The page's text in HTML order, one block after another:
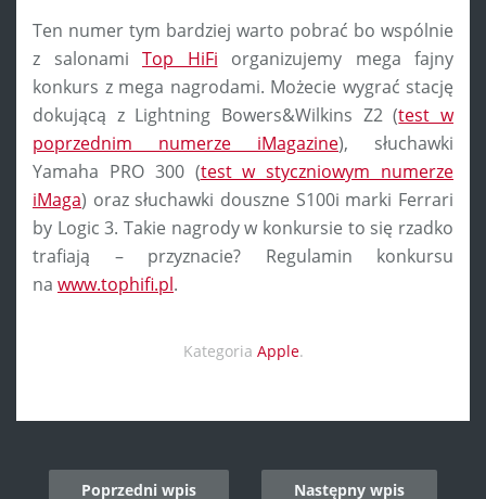
Ten numer tym bardziej warto pobrać bo wspólnie
z salonami Top HiFi organizujemy mega fajny
konkurs z mega nagrodami. Możecie wygrać stację
dokującą z Lightning Bowers&Wilkins Z2 (test w
poprzednim numerze iMagazine), słuchawki
Yamaha PRO 300 (test w styczniowym numerze
iMaga) oraz słuchawki douszne S100i marki Ferrari
by Logic 3. Takie nagrody w konkursie to się rzadko
trafiają – przyznacie? Regulamin konkursu
na www.tophifi.pl.
Kategoria Apple.
Poprzedni wpis Następny wpis